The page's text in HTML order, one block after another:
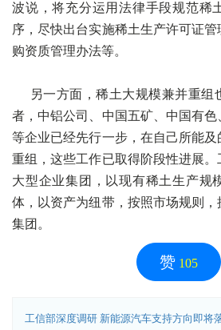
波说，将充分运用法律手段规范稀
序，尽快出台实施稀土生产许可证
购资质管理办法等。
另一方面，稀土大规模兼并重组
者，中铝公司、中国五矿、中国有
等企业已经先行一步，在自己所能
重组，这些工作已取得阶段性进展
大型企业集团，以现有稀土生产规
体，以资产为纽带，按照市场规则
集团。
赞 105
工信部深度调研 新能源汽车支持方向即将